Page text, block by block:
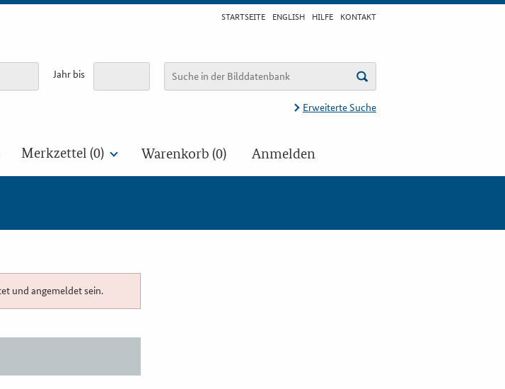
STARTSEITE ENGLISH HILFE KONTAKT
Jahr bis
Erweiterte Suche
Merkzettel (0) Warenkorb (0) Anmelden
und angemeldet sein.